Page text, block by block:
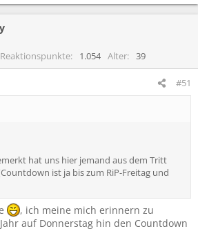
Reaktionspunkte 1.054 Alter 39
#51
hat uns hier jemand aus dem Tritt
ist ja bis zum RiP-Freitag und
, ich meine mich erinnern zu
auf Donnerstag hin den Countdown